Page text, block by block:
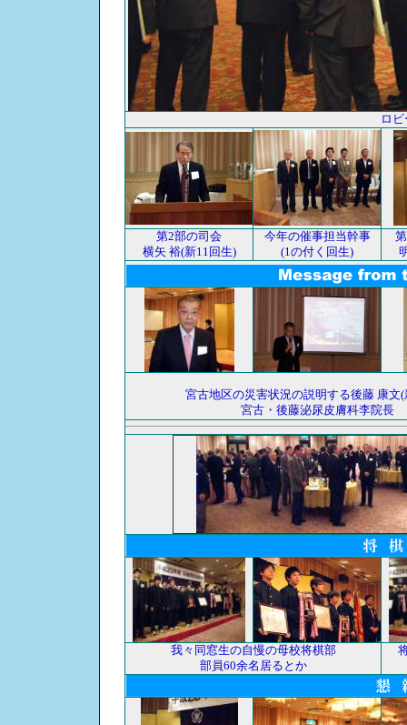
ロ
第2部の司会
横矢 裕(新11回生)
今年の催事担当幹事
(1の付く回生)
宮古地区の災害状況の説明する後藤 康文(
宮古・後藤泌尿皮膚科李院長
我々同窓生の自慢の母校将棋部
部員60余名居るとか